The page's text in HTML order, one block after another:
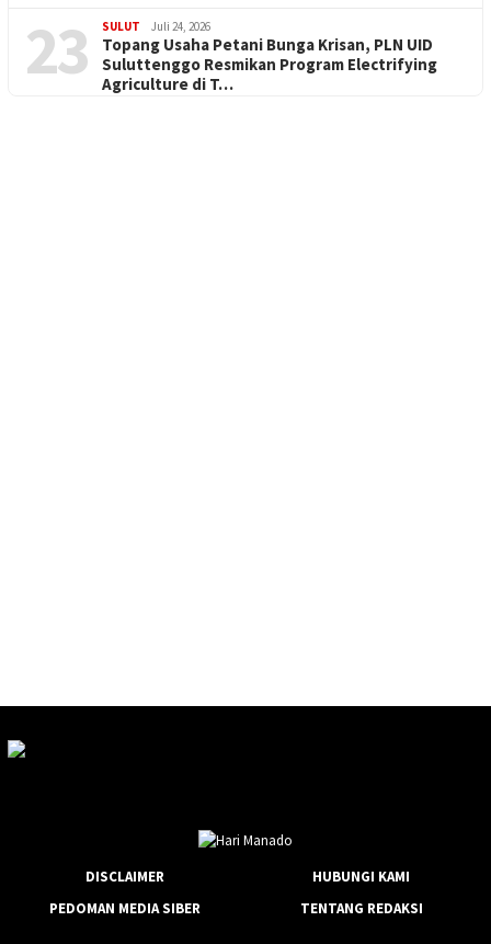
23 SULUT Juli 24, 2026
Topang Usaha Petani Bunga Krisan, PLN UID
Suluttenggo Resmikan Program Electrifying
Agriculture di T…
DISCLAIMER
HUBUNGI KAMI
PEDOMAN MEDIA SIBER
TENTANG REDAKSI